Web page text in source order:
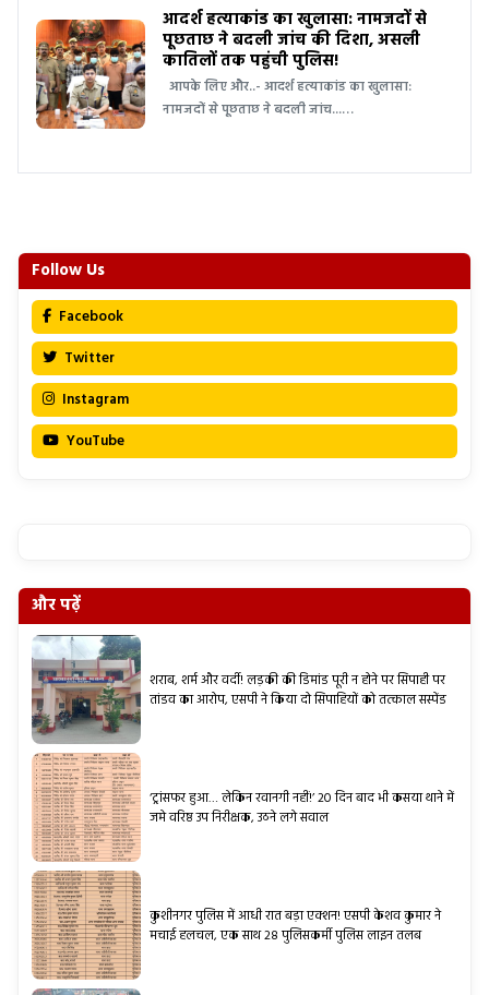
आदर्श हत्याकांड का खुलासा: नामजदों से
पूछताछ ने बदली जांच की दिशा, असली
कातिलों तक पहुंची पुलिस!
आपके लिए और..- आदर्श हत्याकांड का खुलासा:
नामजदों से पूछताछ ने बदली जांच...…
Follow Us
Facebook
Twitter
Instagram
YouTube
और पढ़ें
शराब, शर्म और वर्दी! लड़की की डिमांड पूरी न होने पर सिपाही पर
तांडव का आरोप, एसपी ने किया दो सिपाहियों को तत्काल सस्पेंड
‘ट्रांसफर हुआ… लेकिन रवानगी नहीं!’ 20 दिन बाद भी कसया थाने में
जमे वरिष्ठ उप निरीक्षक, उठने लगे सवाल
कुशीनगर पुलिस में आधी रात बड़ा एक्शन! एसपी केशव कुमार ने
मचाई हलचल, एक साथ 28 पुलिसकर्मी पुलिस लाइन तलब